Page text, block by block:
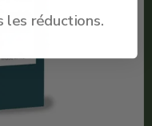
les réductions.